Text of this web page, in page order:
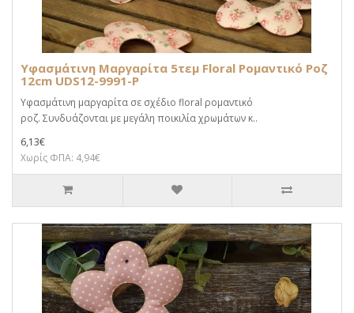
Υφασμάτινη Μαργαρίτα 5τεμ Floral Ρομαντικό Ροζ
12cm UDS12-9991-P
Υφασμάτινη μαργαρίτα σε σχέδιο floral ρομαντικό
ροζ. Συνδυάζονται με μεγάλη ποικιλία χρωμάτων κ..
6,13€
Χωρίς ΦΠΑ: 4,94€